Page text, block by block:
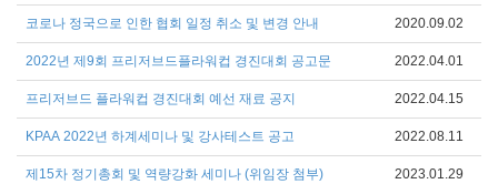
코로나 정국으로 인한 협회 일정 취소 및 변경 안내 2020.09.02
2022년 제9회 프리저브드플라워컵 경진대회 공고문 2022.04.01
프리저브드 플라워컵 경진대회 예선 재료 공지 2022.04.15
KPAA 2022년 하계세미나 및 강사테스트 공고 2022.08.11
제15차 정기총회 및 역량강화 세미나 (위임장 첨부) 2023.01.29